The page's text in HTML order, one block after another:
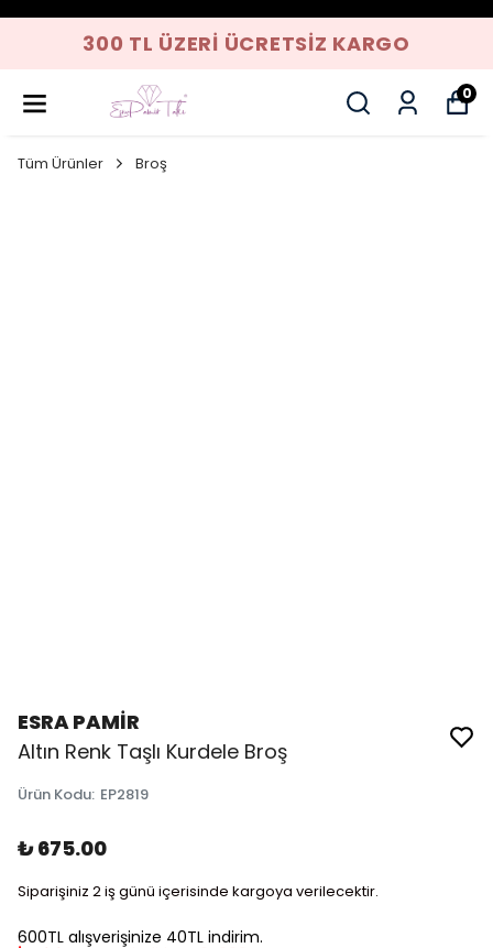
300 TL ÜZERI ÜCRETSIZ KARGO
0
Tüm Ürünler Broş
ESRA PAMİR
Altın Renk Taşlı Kurdele Broş
Ürün Kodu: EP2819
₺ 675.00
Siparişiniz 2 iş günü içerisinde kargoya verilecektir.
600TL alışverişinize 40TL indirim.